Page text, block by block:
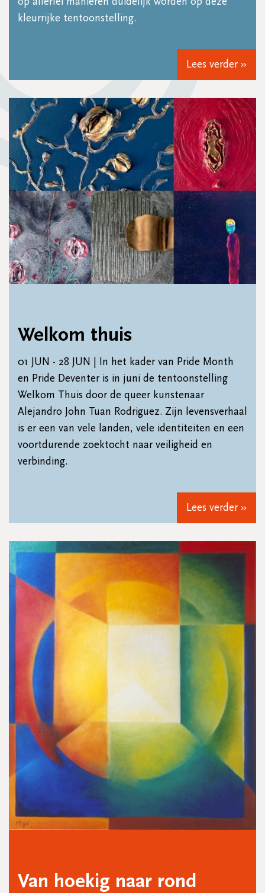
Lees verder »
kleurrijke tentoonstelling.
Lees verder »
Welkom thuis
01 JUN - 28 JUN | In het kader van Pride Month
en Pride Deventer is in juni de tentoonstelling
Welkom Thuis door de queer kunstenaar
Alejandro John Tuan Rodriguez. Zijn levensverhaal
is er een van vele landen, vele identiteiten en een
voortdurende zoektocht naar veiligheid en
verbinding.
Van hoekig naar rond